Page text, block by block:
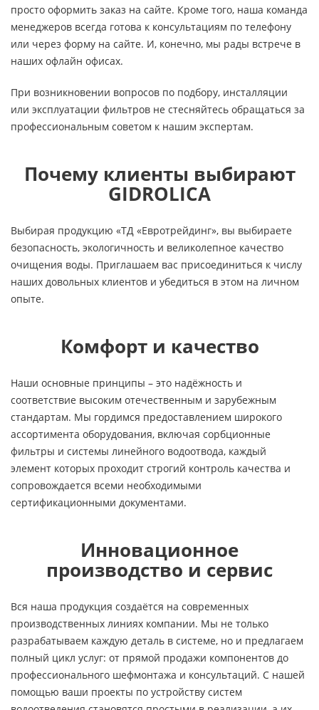
просто оформить заказ на сайте. Кроме того, наша команда
менеджеров всегда готова к консультациям по телефону
или через форму на сайте. И, конечно, мы рады встрече в
наших офлайн офисах.
При возникновении вопросов по подбору, инсталляции
или эксплуатации фильтров не стесняйтесь обращаться за
профессиональным советом к нашим экспертам.
Почему клиенты выбирают
GIDROLICA
Выбирая продукцию «ТД «Евротрейдинг», вы выбираете
безопасность, экологичность и великолепное качество
очищения воды. Приглашаем вас присоединиться к числу
наших довольных клиентов и убедиться в этом на личном
опыте.
Комфорт и качество
Наши основные принципы – это надёжность и
соответствие высоким отечественным и зарубежным
стандартам. Мы гордимся предоставлением широкого
ассортимента оборудования, включая сорбционные
фильтры и системы линейного водоотвода, каждый
элемент которых проходит строгий контроль качества и
сопровождается всеми необходимыми
сертификационными документами.
Инновационное
производство и сервис
Вся наша продукция создаётся на современных
производственных линиях компании. Мы не только
разрабатываем каждую деталь в системе, но и предлагаем
полный цикл услуг: от прямой продажи компонентов до
профессионального шефмонтажа и консультаций. С нашей
помощью ваши проекты по устройству систем